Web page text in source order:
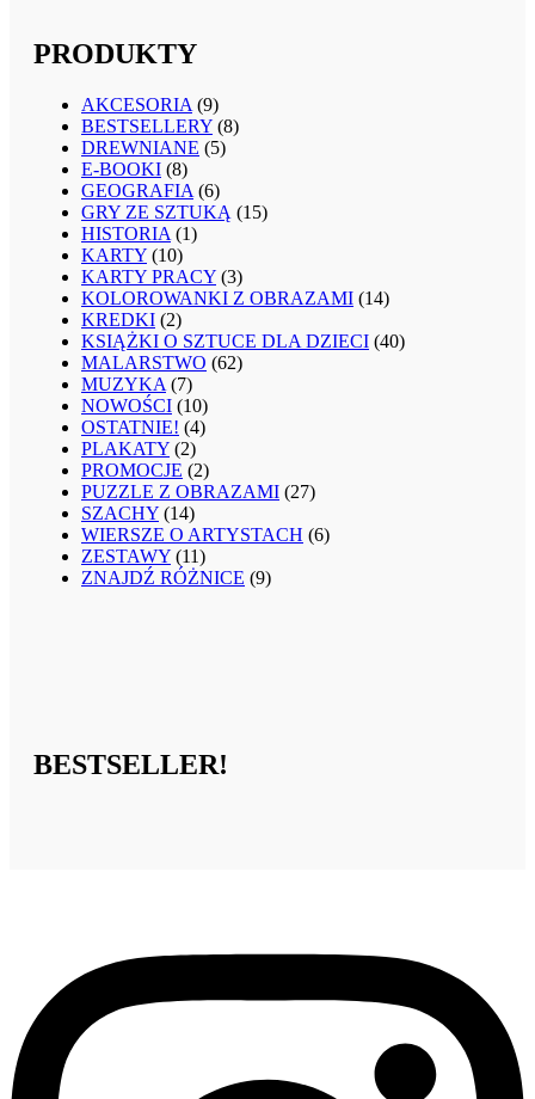
PRODUKTY
AKCESORIA (9)
BESTSELLERY (8)
DREWNIANE (5)
E-BOOKI (8)
GEOGRAFIA (6)
GRY ZE SZTUKĄ (15)
HISTORIA (1)
KARTY (10)
KARTY PRACY (3)
KOLOROWANKI Z OBRAZAMI (14)
KREDKI (2)
KSIĄŻKI O SZTUCE DLA DZIECI (40)
MALARSTWO (62)
MUZYKA (7)
NOWOŚCI (10)
OSTATNIE! (4)
PLAKATY (2)
PROMOCJE (2)
PUZZLE Z OBRAZAMI (27)
SZACHY (14)
WIERSZE O ARTYSTACH (6)
ZESTAWY (11)
ZNAJDŹ RÓŻNICE (9)
BESTSELLER!